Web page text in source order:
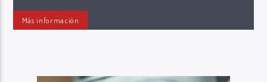
Más información